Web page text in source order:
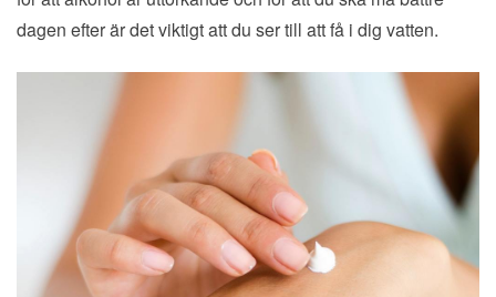
dagen efter är det viktigt att du ser till att få i dig vatten.